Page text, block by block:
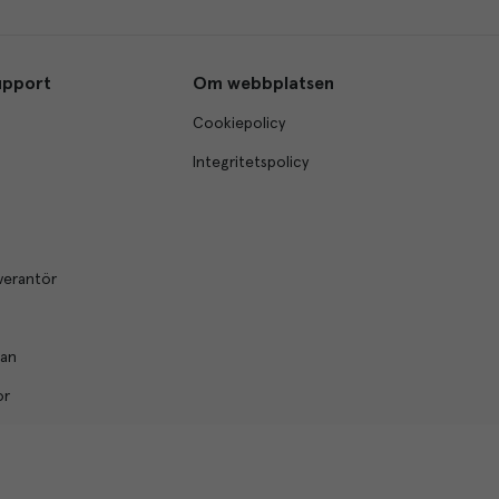
Om webbplatsen
Cookiepolicy
Integritetspolicy